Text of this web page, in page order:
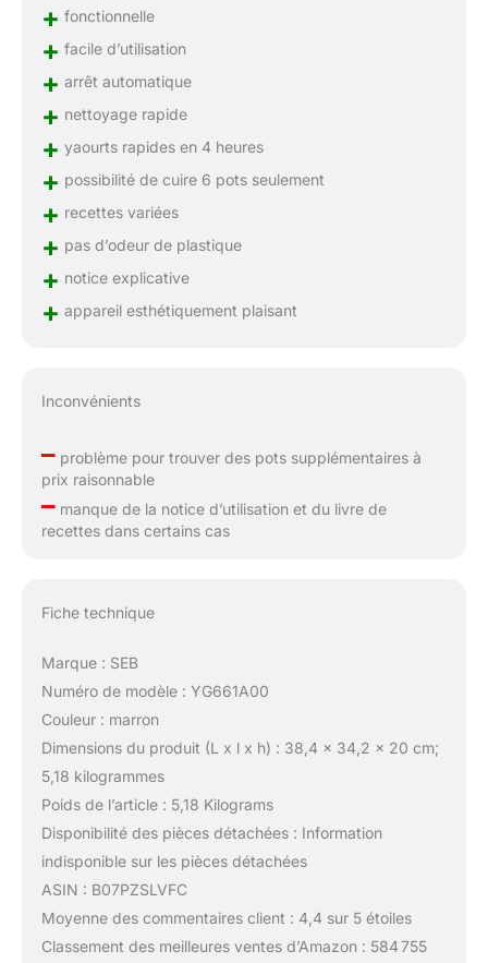
+ fonctionnelle
+ facile d’utilisation
+ arrêt automatique
+ nettoyage rapide
+ yaourts rapides en 4 heures
+ possibilité de cuire 6 pots seulement
+ recettes variées
+ pas d’odeur de plastique
+ notice explicative
+ appareil esthétiquement plaisant
Inconvénients
–problème pour trouver des pots supplémentaires à
prix raisonnable
–manque de la notice d’utilisation et du livre de
recettes dans certains cas
Fiche technique
Marque : SEB
Numéro de modèle : YG661A00
Couleur : marron
Dimensions du produit (L x l x h) : 38,4 x 34,2 x 20 cm;
5,18 kilogrammes
Poids de l’article : 5,18 Kilograms
Disponibilité des pièces détachées : Information
indisponible sur les pièces détachées
ASIN : B07PZSLVFC
Moyenne des commentaires client : 4,4 sur 5 étoiles
Classement des meilleures ventes d’Amazon : 584 755